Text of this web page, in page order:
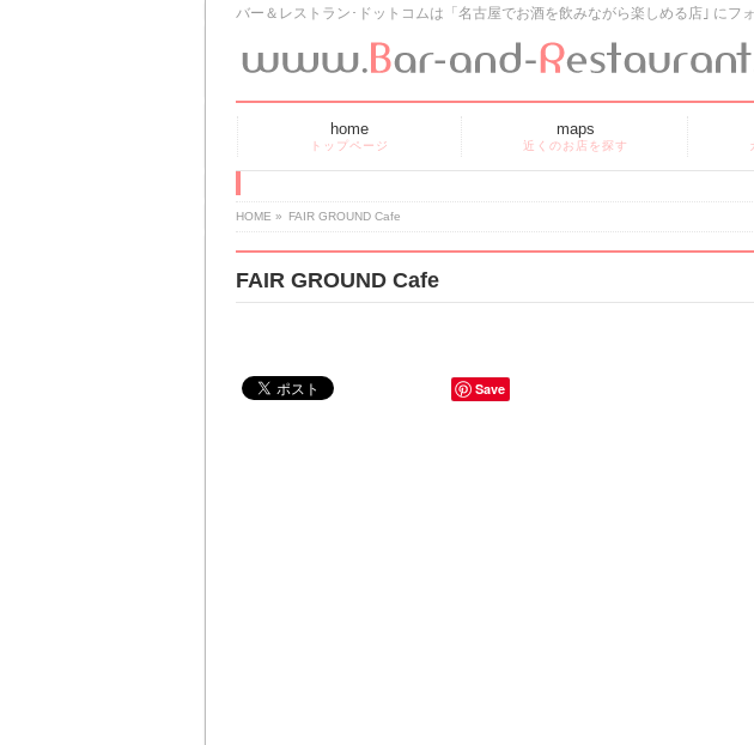
バー＆レストラン･ドットコムは「名古屋でお酒を飲みながら楽しめる店｣ にフ
home
トップページ
maps
近くのお店を探す
HOME » FAIR GROUND Cafe
FAIR GROUND Cafe
Save